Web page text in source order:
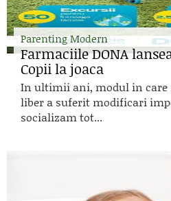
Parenting Modern
Farmaciile DONA
Copii la joaca
In ultimii ani, modul in care
liber a suferit modificari
socializam tot...